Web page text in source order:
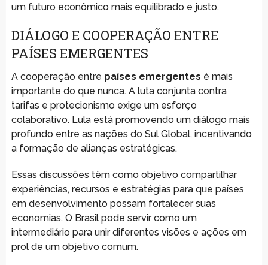
um futuro econômico mais equilibrado e justo.
DIÁLOGO E COOPERAÇÃO ENTRE
PAÍSES EMERGENTES
A cooperação entre países emergentes é mais
importante do que nunca. A luta conjunta contra
tarifas e protecionismo exige um esforço
colaborativo. Lula está promovendo um diálogo mais
profundo entre as nações do Sul Global, incentivando
a formação de alianças estratégicas.
Essas discussões têm como objetivo compartilhar
experiências, recursos e estratégias para que países
em desenvolvimento possam fortalecer suas
economias. O Brasil pode servir como um
intermediário para unir diferentes visões e ações em
prol de um objetivo comum.